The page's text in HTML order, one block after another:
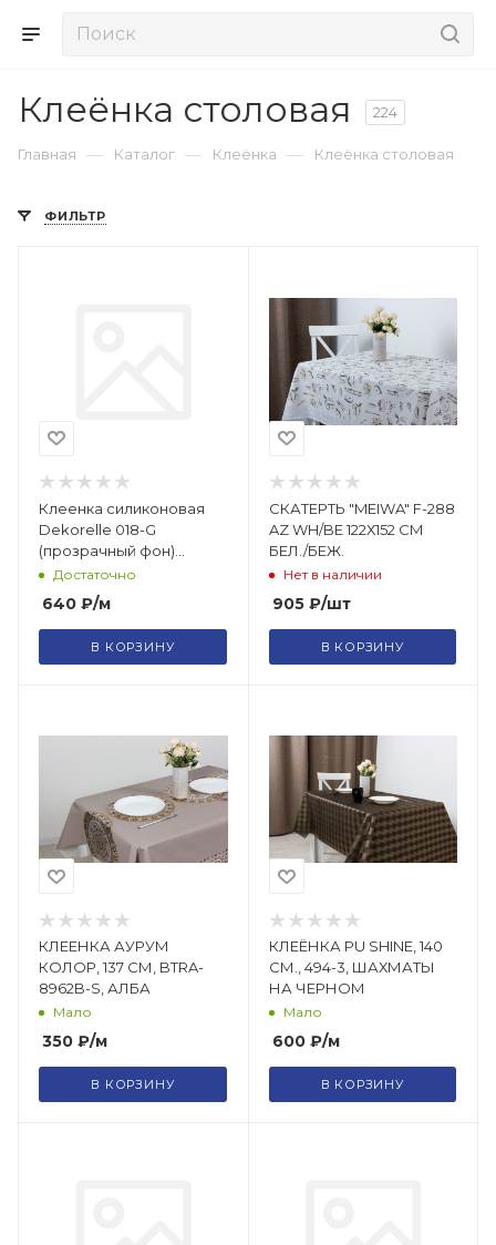
Клеёнка столовая 224
Главная — Каталог — Клеёнка — Клеёнка столовая
ФИЛЬТР
Клеенка силиконовая
Dekorelle 018-G
(прозрачный фон)
размер 0,8*20м
Достаточно
640 ₽/м
В КОРЗИНУ
СКАТЕРТЬ "MEIWA" F-288
AZ WH/BE 122Х152 СМ
БЕЛ./БЕЖ.
Нет в наличии
905₽/шт
В КОРЗИНУ
КЛЕЕНКА АУРУМ
КОЛОР, 137 СМ, BTRA-
8962B-S, АЛБА
Мало
350 ₽/м
В КОРЗИНУ
КЛЕЁНКА PU SHINE, 140
СМ., 494-3, ШАХМАТЫ
НА ЧЕРНОМ
Мало
600₽/м
В КОРЗИНУ